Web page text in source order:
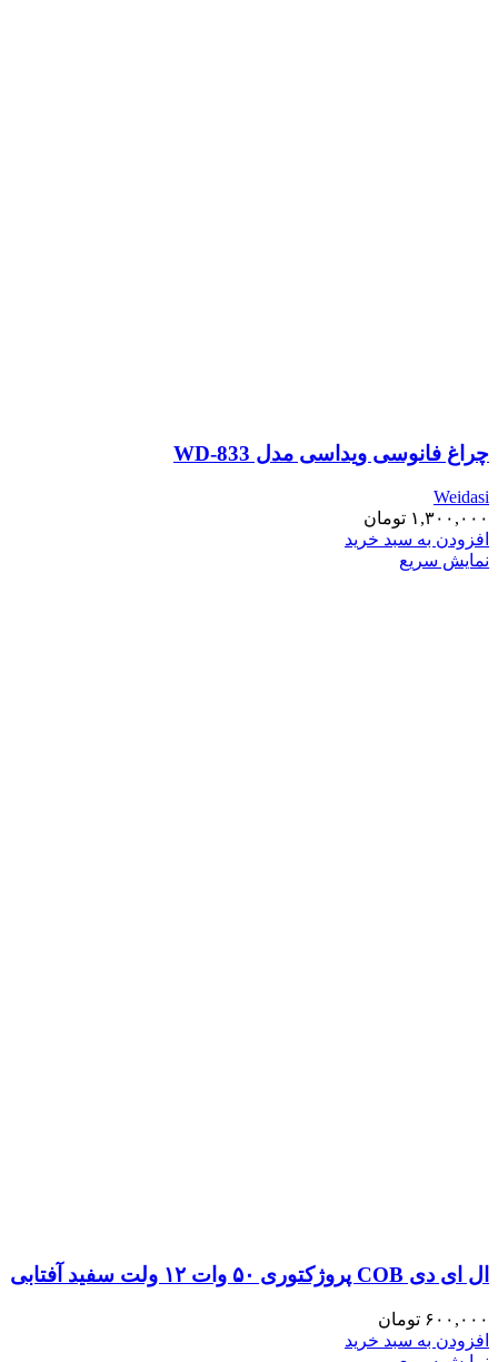
چراغ فانوسی ویداسی مدل WD-833
Weidasi
۱,۳۰۰,۰۰۰ تومان
افزودن به سبد خرید
نمایش سریع
ال ای دی COB پروژکتوری ۵۰ وات ۱۲ ولت سفید آفتابی
۶۰۰,۰۰۰ تومان
افزودن به سبد خرید